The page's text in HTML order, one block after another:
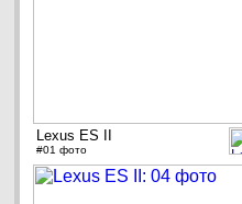
Lexus ES II
#01 фото